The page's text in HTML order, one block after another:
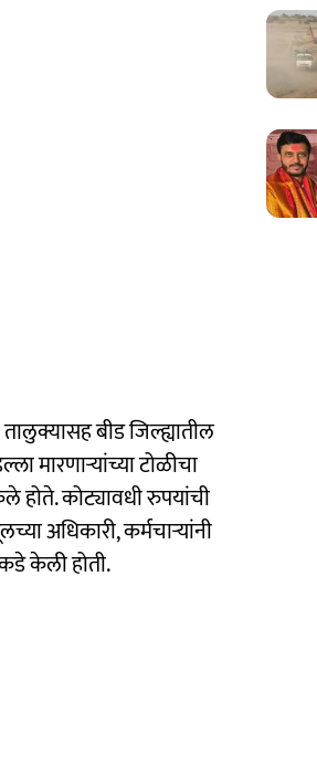
बीड जिल्ह्यातील
मारणाऱ्यांच्या टोळीचा
होते. कोट्यावधी रुपयांची
अधिकारी, कर्मचाऱ्यांनी
केली होती.